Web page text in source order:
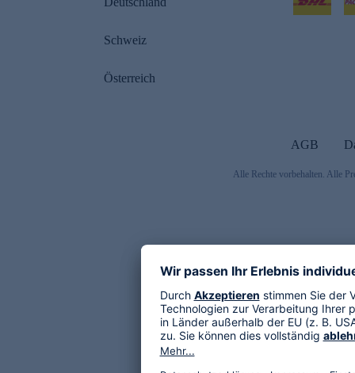
Schweiz
Österreich
AGB
Alle Rechte vorbehalten. Alle